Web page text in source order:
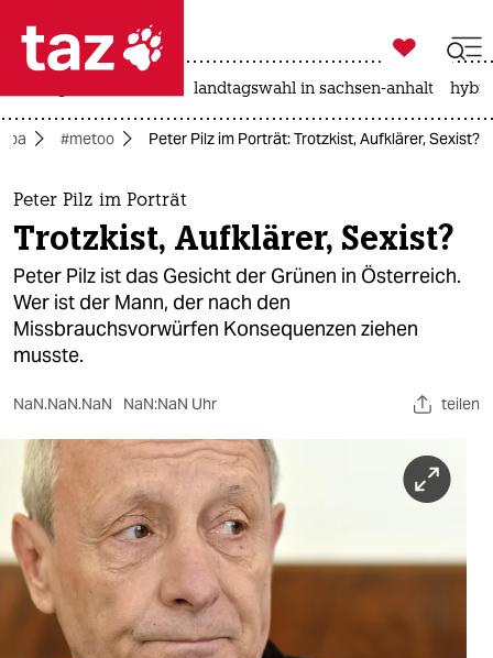
 taz zahl ich
taz zahl ich
themen
politik
öko
gesellschaft
kultur
sport
berlin
nord
wahrheit
verlag

taz zahl ich
landtagswahl in sachsen-anhalt
#metoo Peter Pilz im Porträt: Trotzkist, Aufklärer, Sexist?
Peter Pilz im Porträt
Trotzkist, Aufklärer, Sexist?
Peter Pilz ist das Gesicht der Grünen in Österreich.
Wer ist der Mann, der nach den
Missbrauchsvorwürfen Konsequenzen ziehen
musste.
NaN.NaN.NaN NaN:NaN Uhr teilen